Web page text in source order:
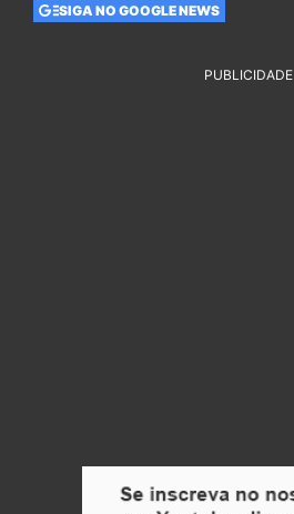
SIGA NO GOOGLE NEWS
PUBLICIDADE